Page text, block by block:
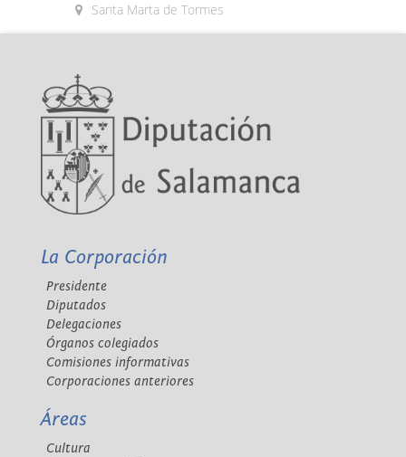
Santa Marta de Tormes
La Corporación
Presidente
Diputados
Delegaciones
Órganos colegiados
Comisiones informativas
Corporaciones anteriores
Áreas
Cultura